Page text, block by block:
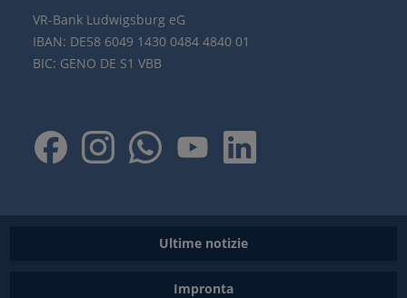
VR-Bank Ludwigsburg eG
IBAN: DE58 6049 1430 0484 4840 01
BIC: GENO DE S1 VBB
Ultime notizie
Impronta